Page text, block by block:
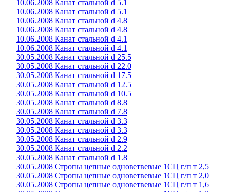
10.06.2008 Канат стальной d 5.1
10.06.2008 Канат стальной d 5.1
10.06.2008 Канат стальной d 4.8
10.06.2008 Канат стальной d 4.8
10.06.2008 Канат стальной d 4.1
10.06.2008 Канат стальной d 4.1
30.05.2008 Канат стальной d 25.5
30.05.2008 Канат стальной d 22.0
30.05.2008 Канат стальной d 17.5
30.05.2008 Канат стальной d 12.5
30.05.2008 Канат стальной d 10.5
30.05.2008 Канат стальной d 8.8
30.05.2008 Канат стальной d 7.8
30.05.2008 Канат стальной d 3.3
30.05.2008 Канат стальной d 3.3
30.05.2008 Канат стальной d 2.9
30.05.2008 Канат стальной d 2.2
30.05.2008 Канат стальной d 1.8
30.05.2008 Стропы цепные одноветвевые 1СЦ г/п т 2,5
30.05.2008 Стропы цепные одноветвевые 1СЦ г/п т 2,0
30.05.2008 Стропы цепные одноветвевые 1СЦ г/п т 1,6